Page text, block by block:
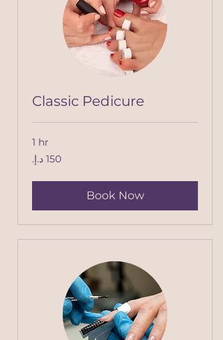
Classic Pedicure
1 hr
150
درهم
Book Now